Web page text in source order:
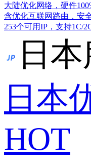
大陆优化网络，硬件
含优化互联网路由，安
253个可用IP，支持1C/
日
日本
HOT